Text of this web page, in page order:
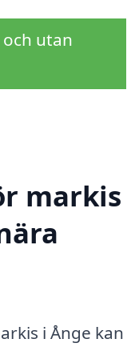
utan
markis
i Ånge kan